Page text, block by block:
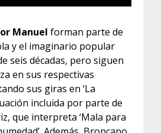
Manuel forman parte de
y el imaginario popular
seis décadas, pero siguen
en sus respectivas
sus giras en ‘La
incluida por parte de
que interpreta ‘Mala para